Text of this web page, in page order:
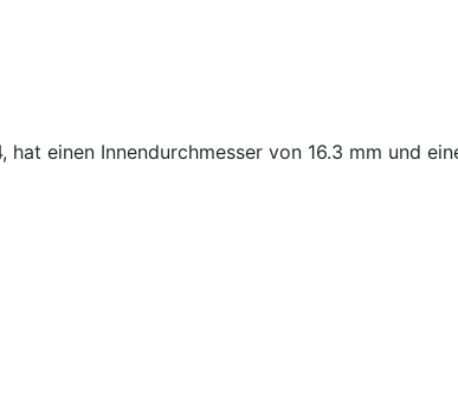
einen Innendurchmesser von 16.3 mm und